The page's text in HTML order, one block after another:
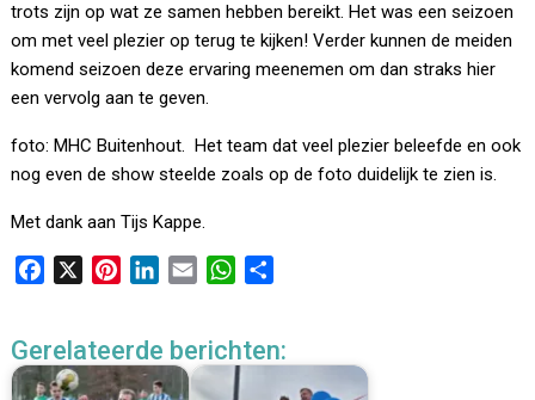
trots zijn op wat ze samen hebben bereikt. Het was een seizoen
om met veel plezier op terug te kijken! Verder kunnen de meiden
komend seizoen deze ervaring meenemen om dan straks hier
een vervolg aan te geven.
foto: MHC Buitenhout. Het team dat veel plezier beleefde en ook
nog even de show steelde zoals op de foto duidelijk te zien is.
Met dank aan Tijs Kappe.
e
b
t
e
k
e
i
l
W
t
s
e
Gerelateerde berichten: